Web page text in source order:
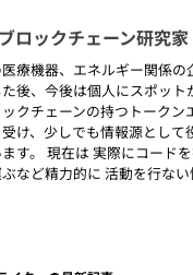
ロックチェーン研究家
療機器、エネルギー関係の
後、今後は個人にスポット
クチェーンの持つトークン
け、少しでも情報源として
す。 現在は 実際にコード
など精力的に 活動を行な